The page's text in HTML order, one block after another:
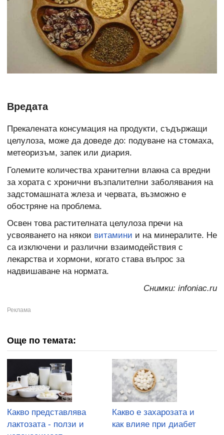
Вредата
Прекалената консумация на продукти, съдържащи
целулоза, може да доведе до: подуване на стомаха,
метеоризъм, запек или диария.
Големите количества хранителни влакна са вредни
за хората с хронични възпалителни заболявания на
задстомашната жлеза и червата, възможно е
обостряне на проблема.
Освен това растителната целулоза пречи на
усвояването на някои витамини и на минералите. Не
са изключени и различни взаимодействия с
лекарства и хормони, когато става въпрос за
надвишаване на нормата.
Снимки: infoniac.ru
Още по темата:
Какво представлява
лактозата - ползи и
Какво е захарозата и
как влияе при диабет